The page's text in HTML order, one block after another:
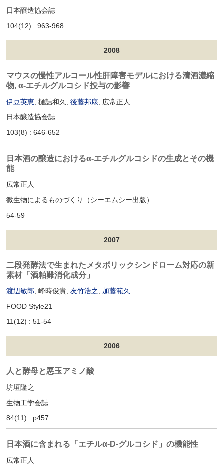
日本醸造協会誌
104(12) : 963-968
2008
マウスの慢性アルコール性肝障害モデルにおける清酒濃縮
物, α-エチルグルコシド投与の影響
伊豆英恵 , 樋詰和久,後藤邦康 , 広常正人
日本醸造協会誌
103(8) : 646-652
日本酒の醸造におけるα-エチルグルコシドの生成とその機
能
広常正人
微生物によるものづくり（シーエムシー出版）
54-59
2007
二段発酵法で生まれたメタボリックシンドローム対応の新
素材「酒粕難消化成分」
渡辺敏郎 , 峰時俊貴,友竹浩之
加藤範久
FOOD Style21
11(12) : 51-54
2006
人と酵母と悪玉アミノ酸
坊垣隆之
生物工学会誌
84(11) : p457
日本酒に含まれる「エチルα-D-グルコシド」の機能性
広常正人